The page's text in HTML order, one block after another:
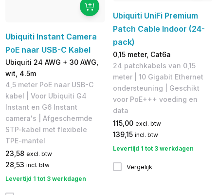
Ubiquiti Instant Camera
PoE naar USB-C Kabel
Ubiquiti 24 AWG + 30 AWG,
wit, 4.5m
4,5 meter PoE naar USB-C
kabel | Voor Ubiquiti G4
Instant en G6 Instant
camera's | Afgeschermde
STP-kabel met flexibele
TPE-mantel
23,58 excl. btw
28,53 incl. btw
Levertijd 1 tot 3 werkdagen
Ubiquiti UniFi Premium
Patch Cable Indoor (24-
pack)
0,15 meter, Cat6a
24 patchkabels van 0,15
meter | 10 Gigabit Ethernet
ondersteuning | Geschikt
voor PoE+++ voeding en
data
115,00 excl. btw
139,15 incl. btw
Levertijd 1 tot 3 werkdagen
Vergelijk